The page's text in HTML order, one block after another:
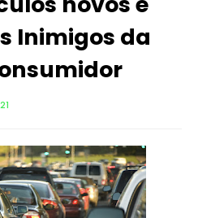
Inimigos da